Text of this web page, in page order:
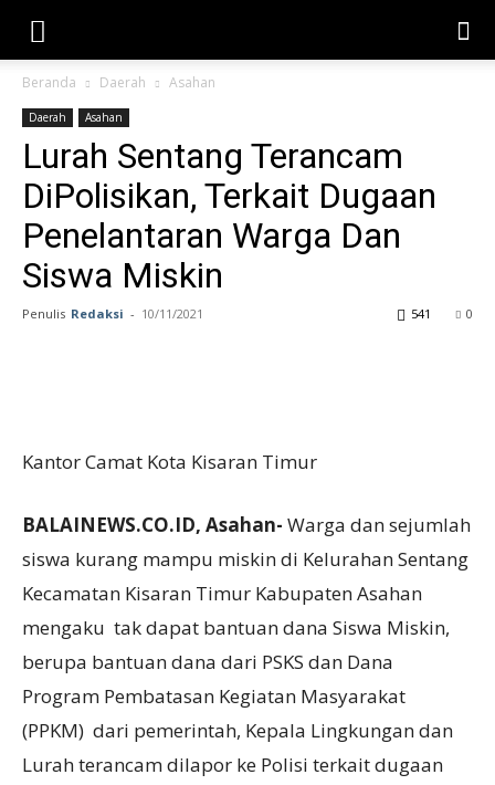
Beranda Daerah Asahan
Daerah Asahan
Lurah Sentang Terancam
DiPolisikan, Terkait Dugaan
Penelantaran Warga Dan
Siswa Miskin
Penulis Redaksi - 10/11/2021 0
541
Kantor Camat Kota Kisaran Timur
BALAINEWS.CO.ID, Asahan- Warga dan sejumlah
siswa kurang mampu miskin di Kelurahan Sentang
Kecamatan Kisaran Timur Kabupaten Asahan
mengaku tak dapat bantuan dana Siswa Miskin,
berupa bantuan dana dari PSKS dan Dana
Program Pembatasan Kegiatan Masyarakat
(PPKM) dari pemerintah, Kepala Lingkungan dan
Lurah terancam dilapor ke Polisi terkait dugaan